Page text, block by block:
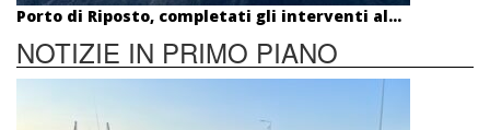
Porto di Riposto, completati gli interventi al...
NOTIZIE IN PRIMO PIANO